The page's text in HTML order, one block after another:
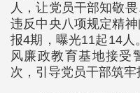
人，让党员干部知敬
违反中央八项规定精
报4期，曝光11起14人
风廉政教育基地接受
次，引导党员干部筑牢